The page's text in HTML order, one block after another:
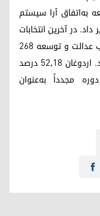
و توسعه به‌اتفاق آرا سیستم
در آخرین انتخابات
پارلمانی که در ۱۴ می ۲۰۲۳ برگزار شد؛ حزب عدالت و توسعه ۲۶۸
کرسی از ۶۰۰ کرسی پارلمان را به‌دست آورد. اردوغان ۵۲٫۱۸ درصد
مجدداً به‌عنوان